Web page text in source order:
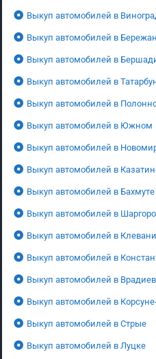
Выкуп автомобилей в
Выкуп автомобилей в
Выкуп автомобилей в
Выкуп автомобилей в
Выкуп автомобилей в
Выкуп автомобилей в Южном
Выкуп автомобилей в
Выкуп автомобилей в
Выкуп автомобилей в Бахмуте
Выкуп автомобилей в
Выкуп автомобилей в Клевани
Выкуп автомобилей в
Выкуп автомобилей в
Выкуп автомобилей в
Выкуп автомобилей в Стрые
Выкуп автомобилей в Луцке